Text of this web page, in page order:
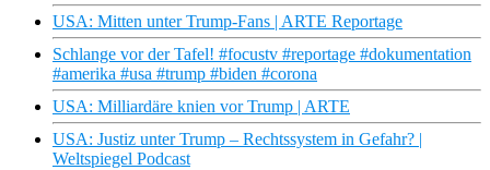
USA: Mitten unter Trump-Fans | ARTE Reportage
Schlange vor der Tafel! #focustv #reportage #dokumentation
#amerika #usa #trump #biden #corona
USA: Milliardäre knien vor Trump | ARTE
USA: Justiz unter Trump – Rechtssystem in Gefahr? |
Weltspiegel Podcast